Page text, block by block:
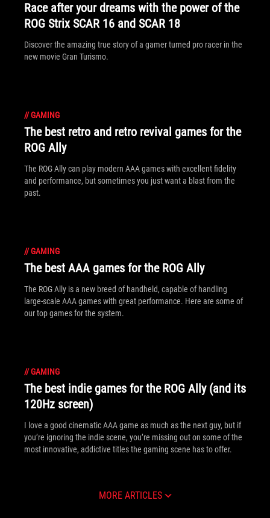
Race after your dreams with the power of the
ROG Strix SCAR 16 and SCAR 18
Discover the amazing true story of a gamer turned pro racer in the
new movie Gran Turismo.
//GAMING
The best retro and retro revival games for the
ROG Ally
The ROG Ally can play modern AAA games with excellent fidelity
and performance, but sometimes you just want a blast from the
past.
//GAMING
The best AAA games for the ROG Ally
The ROG Ally is a new breed of handheld, capable of handling
large-scale AAA games with great performance. Here are some of
our top games for the system.
//GAMING
The best indie games for the ROG Ally (and its
120Hz screen)
I love a good cinematic AAA game as much as the next guy, but if
you’re ignoring the indie scene, you’re missing out on some of the
most innovative, addictive titles the gaming scene has to offer.
MORE ARTICLES